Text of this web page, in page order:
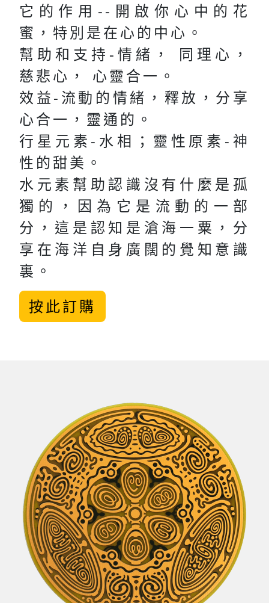
它的作用--開啟你心中的花
蜜，特別是在心的中心。
幫助和支持-情緒， 同理心，
慈悲心， 心靈合一。
效益-流動的情緒，釋放，分享
心合一，靈通的。
行星元素-水相；靈性原素-神
性的甜美。
水元素幫助認識沒有什麼是孤
獨的，因為它是流動的一部
分，這是認知是滄海一粟，分
享在海洋自身廣闊的覺知意識
裏。
按此訂購